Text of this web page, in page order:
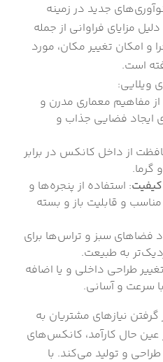
جدید در زمینه
مزایای فراوانی از جمله
و امکان تغییر مکان، مورد
است.
ویلایی:
از مفاهیم معماری مدرن و
ایجاد فضایی جذاب و
از داخل کانکس در برابر
گرما.
: استفاده از پنجره‌ها و
و قابلیت باز و بسته
فضاهای سبز و تراس‌ها برای
به طبیعت.
طراحی داخلی و یا اضافه
سرعت و آسانی.
نیازهای مشتریان به
حال کارآمد، کانکس‌های
و تولید می‌کند. با